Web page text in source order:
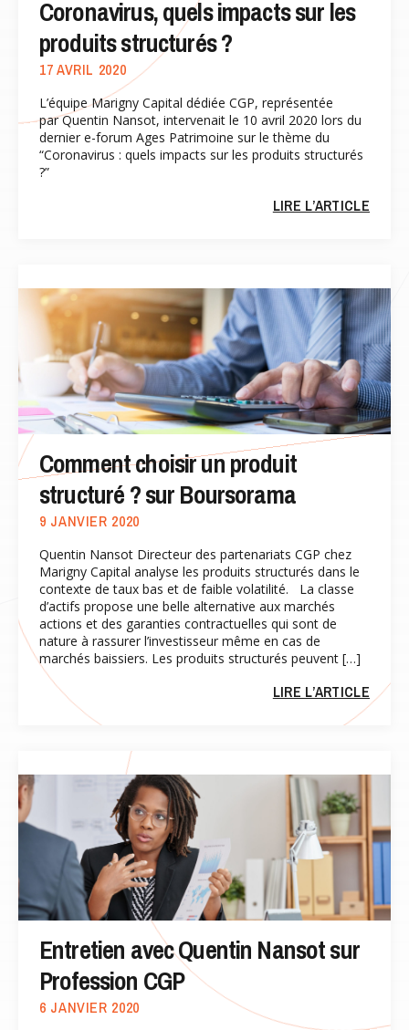
Coronavirus, quels impacts sur les
produits structurés ?
17 AVRIL 2020
L’équipe Marigny Capital dédiée CGP, représentée
par Quentin Nansot, intervenait le 10 avril 2020 lors du
dernier e-forum Ages Patrimoine sur le thème du
“Coronavirus : quels impacts sur les produits structurés
?”
LIRE L’ARTICLE
Comment choisir un produit
structuré ? sur Boursorama
9 JANVIER 2020
Quentin Nansot Directeur des partenariats CGP chez
Marigny Capital analyse les produits structurés dans le
contexte de taux bas et de faible volatilité. La classe
d’actifs propose une belle alternative aux marchés
actions et des garanties contractuelles qui sont de
nature à rassurer l’investisseur même en cas de
marchés baissiers. Les produits structurés peuvent […]
LIRE L’ARTICLE
Entretien avec Quentin Nansot sur
Profession CGP
6 JANVIER 2020